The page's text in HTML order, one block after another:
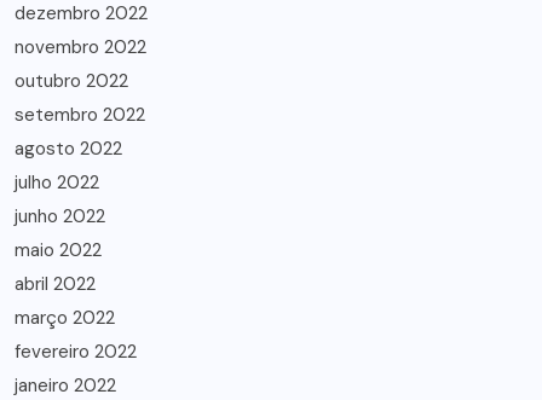
dezembro 2022
novembro 2022
outubro 2022
setembro 2022
agosto 2022
julho 2022
junho 2022
maio 2022
abril 2022
março 2022
fevereiro 2022
janeiro 2022